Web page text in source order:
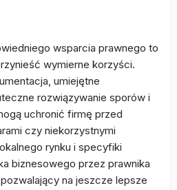
wsparcia prawnego to
wymierne korzyści.
umiejętne
rozwiązywanie sporów i
uchronić firmę przed
czy niekorzystnymi
rynku i specyfiki
biznesowego przez prawnika
na jeszcze lepsze